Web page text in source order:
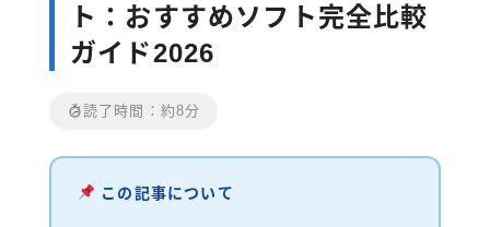
ト：おすすめソフト完全比較
ガイド2026
読了時間：約8分
この記事について